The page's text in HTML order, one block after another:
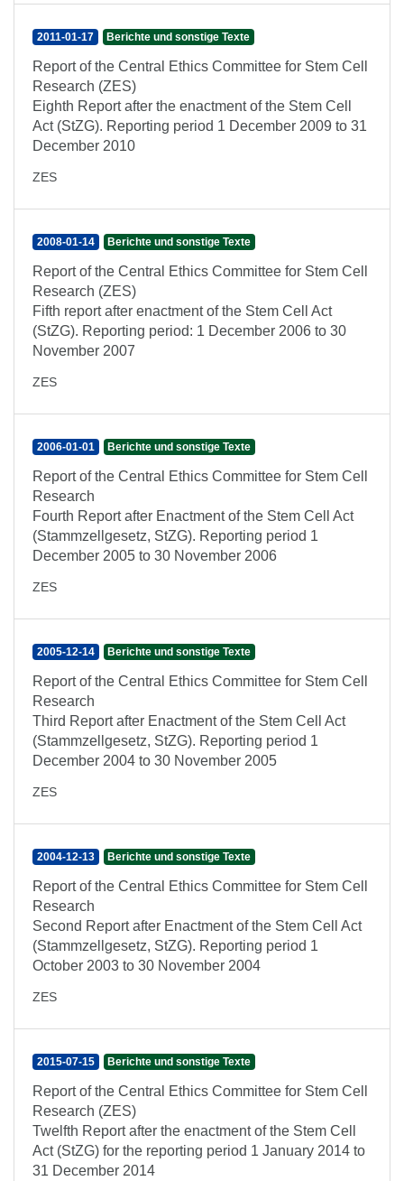
2011-01-17 Berichte und sonstige Texte
Report of the Central Ethics Committee for Stem Cell
Research (ZES)
Eighth Report after the enactment of the Stem Cell
Act (StZG). Reporting period 1 December 2009 to 31
December 2010
ZES
2008-01-14 Berichte und sonstige Texte
Report of the Central Ethics Committee for Stem Cell
Research (ZES)
Fifth report after enactment of the Stem Cell Act
(StZG). Reporting period: 1 December 2006 to 30
November 2007
ZES
2006-01-01 Berichte und sonstige Texte
Report of the Central Ethics Committee for Stem Cell
Research
Fourth Report after Enactment of the Stem Cell Act
(Stammzellgesetz, StZG). Reporting period 1
December 2005 to 30 November 2006
ZES
2005-12-14 Berichte und sonstige Texte
Report of the Central Ethics Committee for Stem Cell
Research
Third Report after Enactment of the Stem Cell Act
(Stammzellgesetz, StZG). Reporting period 1
December 2004 to 30 November 2005
ZES
2004-12-13 Berichte und sonstige Texte
Report of the Central Ethics Committee for Stem Cell
Research
Second Report after Enactment of the Stem Cell Act
(Stammzellgesetz, StZG). Reporting period 1
October 2003 to 30 November 2004
ZES
2015-07-15 Berichte und sonstige Texte
Report of the Central Ethics Committee for Stem Cell
Research (ZES)
Twelfth Report after the enactment of the Stem Cell
Act (StZG) for the reporting period 1 January 2014 to
31 December 2014